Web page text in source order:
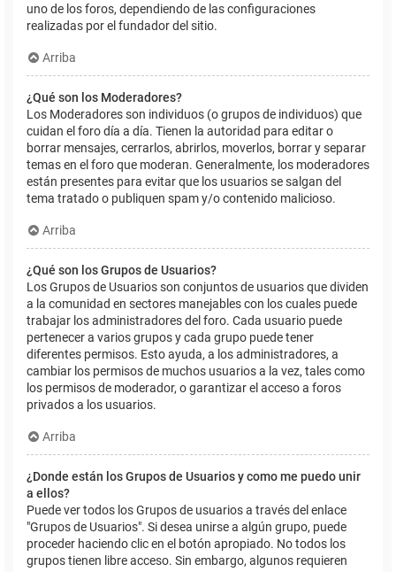
uno de los foros, dependiendo de las configuraciones
realizadas por el fundador del sitio.
Arriba
¿Qué son los Moderadores?
Los Moderadores son individuos (o grupos de individuos) que
cuidan el foro día a día. Tienen la autoridad para editar o
borrar mensajes, cerrarlos, abrirlos, moverlos, borrar y separar
temas en el foro que moderan. Generalmente, los moderadores
están presentes para evitar que los usuarios se salgan del
tema tratado o publiquen spam y/o contenido malicioso.
Arriba
¿Qué son los Grupos de Usuarios?
Los Grupos de Usuarios son conjuntos de usuarios que dividen
a la comunidad en sectores manejables con los cuales puede
trabajar los administradores del foro. Cada usuario puede
pertenecer a varios grupos y cada grupo puede tener
diferentes permisos. Esto ayuda, a los administradores, a
cambiar los permisos de muchos usuarios a la vez, tales como
los permisos de moderador, o garantizar el acceso a foros
privados a los usuarios.
Arriba
¿Donde están los Grupos de Usuarios y como me puedo unir
a ellos?
Puede ver todos los Grupos de usuarios a través del enlace
"Grupos de Usuarios". Si desea unirse a algún grupo, puede
proceder haciendo clic en el botón apropiado. No todos los
grupos tienen libre acceso. Sin embargo, algunos requieren